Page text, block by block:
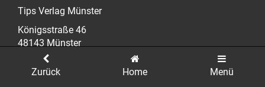
Tips Verlag Münster
Königsstraße 46
48143 Münster
E-Mailfrank.schmidt@tips-ms.de
WWWwww.muenster-geht-aus.de
Zurück Home Menü